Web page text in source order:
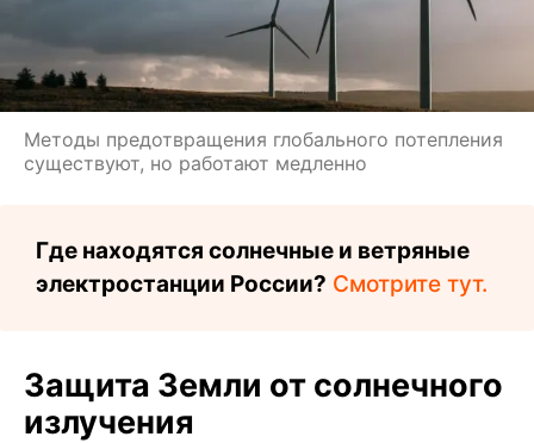
Методы предотвращения глобального потепления
существуют, но работают медленно
Где находятся солнечные и ветряные
электростанции России? Смотрите тут.
Защита Земли от солнечного
излучения